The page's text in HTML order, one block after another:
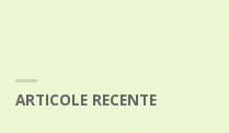
ARTICOLE RECENTE